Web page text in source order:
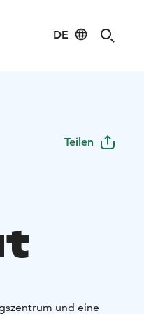
DE
Teilen
und eine